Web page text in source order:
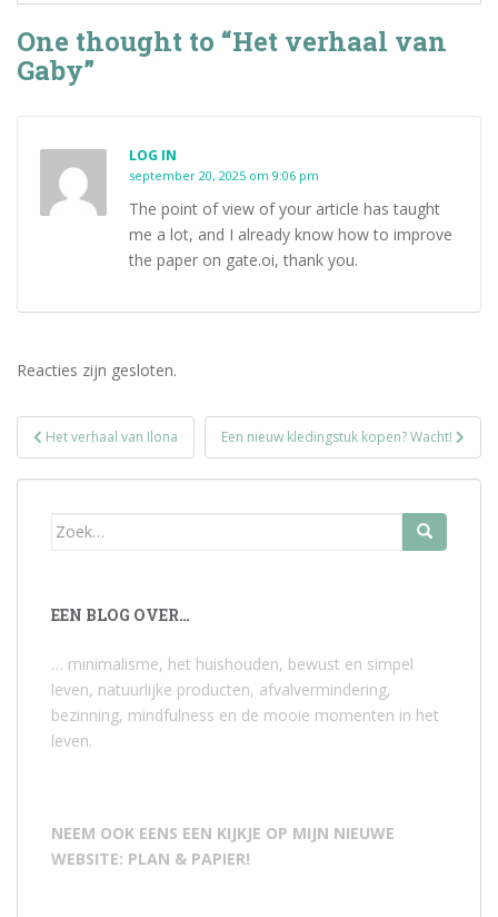
One thought to “Het verhaal van
Gaby”
LOG IN
september 20, 2025 om 9:06 pm
The point of view of your article has taught
me a lot, and I already know how to improve
the paper on gate.oi, thank you.
Reacties zijn gesloten.
Bericht
navigatie
Het verhaal van Ilona Een nieuw kledingstuk kopen? Wacht!
Zoek
EEN BLOG OVER…
… minimalisme, het huishouden, bewust en simpel
leven, natuurlijke producten, afvalvermindering,
bezinning, mindfulness en de mooie momenten in het
leven.
NEEM OOK EENS EEN KIJKJE OP MIJN NIEUWE
WEBSITE: PLAN & PAPIER!